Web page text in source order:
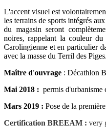
L'accent visuel est
les terrains de sports intégrés
du magasin seront
noires, rappelant la couleur
Carolingienne et en particulier
avec la masse du Terril des Piges.
Maître d'ouvrage : Décathlon
Mai 2018 : permis d'urbanisme
Mars 2019 : Pose de la
Certification BREEAM : very